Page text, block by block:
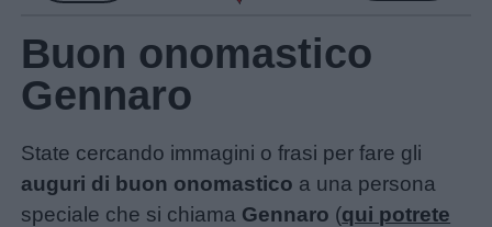
Buon onomastico
Gennaro
State cercando immagini o frasi per fare gli
auguri di buon onomastico a una persona
speciale che si chiama Gennaro (qui potrete